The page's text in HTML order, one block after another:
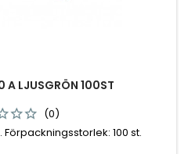
A LJUSGRÖN 100ST
(0)
100 st.